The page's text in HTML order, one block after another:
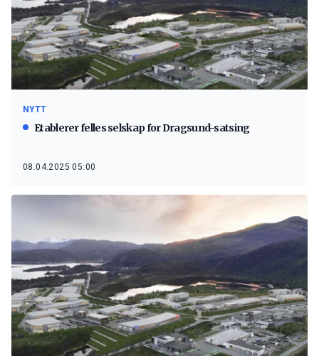
NYTT
Etablerer felles selskap for Dragsund-satsing
08.04.2025 05:00